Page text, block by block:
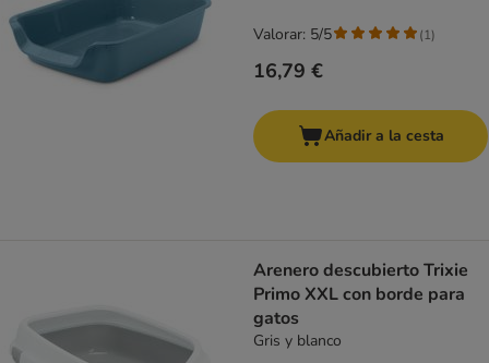
16,79 €
Valorar: 5/5 (1)
Añadir a la cesta
Arenero descubierto Trixie
Primo XXL con borde para
gatos
Gris y blanco